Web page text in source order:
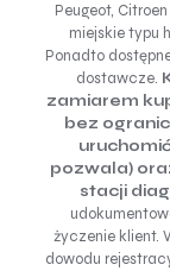
Peugeot,
miejskie typu
Ponadto
dostawcze.
zamiarem
bez
pozwala)
stacji
życzenie klient.
dowodu